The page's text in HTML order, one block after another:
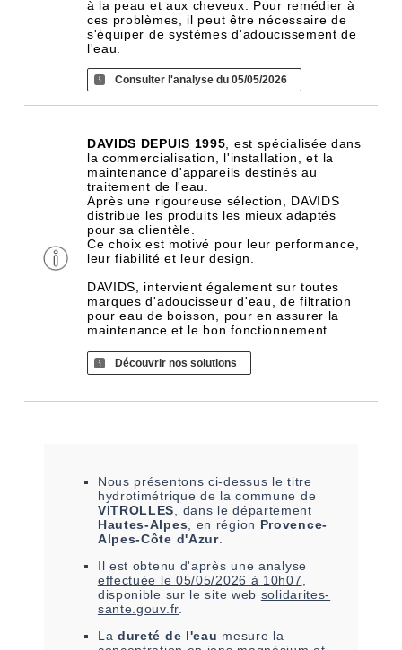
à la peau et aux cheveux. Pour remédier à
ces problèmes, il peut être nécessaire de
s'équiper de systèmes d'adoucissement de
l'eau.
Consulter l'analyse du 05/05/2026
DAVIDS DEPUIS 1995 , est spécialisée dans
la commercialisation, l'installation, et la
maintenance d'appareils destinés au
traitement de l'eau.
Après une rigoureuse sélection, DAVIDS
distribue les produits les mieux adaptés
pour sa clientèle.
Ce choix est motivé pour leur performance,
leur fiabilité et leur design.
DAVIDS, intervient également sur toutes
marques d'adoucisseur d'eau, de filtration
pour eau de boisson, pour en assurer la
maintenance et le bon fonctionnement.
Découvrir nos solutions
Nous présentons ci-dessus le titre
hydrotimétrique de la commune de
VITROLLES , dans le département
Hautes-Alpes , en région Provence-
Alpes-Côte d'Azur.
Il est obtenu d'après une analyse
effectuée le 05/05/2026 à 10h07
disponible sur le site web solidarites-
sante.gouv.fr.
La dureté de l'eau mesure la